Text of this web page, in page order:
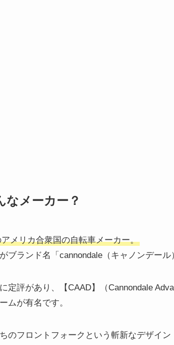
メーカー？
メリカ合衆国の自転車メーカー。
ブランド名「cannondale（キャノンデール
定評があり、【CAAD】（Cannondale
ムが有名です。
のフロントフォークという斬新なデザイン